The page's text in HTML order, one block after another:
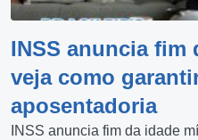
INSS anuncia fim
veja como
aposentadoria
INSS anuncia fim da idade